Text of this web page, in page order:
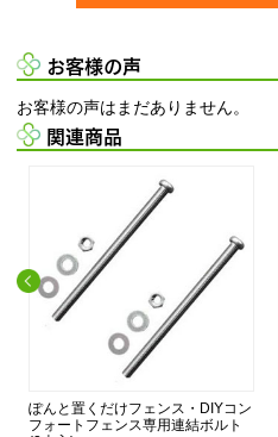
お客様の声
お客様の声はまだありません。
関連商品
ぽんと置くだけフェンス・DIYコン
フォートフェンス専用連結ボルト